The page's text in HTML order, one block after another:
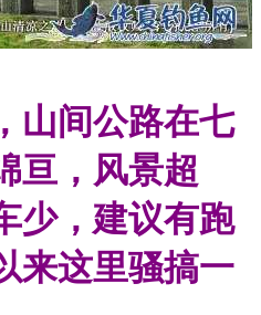
山间公路在七
亘，风景超
少，建议有跑
来这里骚搞一